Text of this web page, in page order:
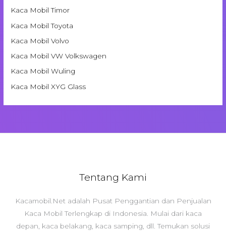
Kaca Mobil Timor
Kaca Mobil Toyota
Kaca Mobil Volvo
Kaca Mobil VW Volkswagen
Kaca Mobil Wuling
Kaca Mobil XYG Glass
Tentang Kami
Kacamobil.Net adalah Pusat Penggantian dan Penjualan
Kaca Mobil Terlengkap di Indonesia. Mulai dari kaca
depan, kaca belakang, kaca samping, dll. Temukan solusi